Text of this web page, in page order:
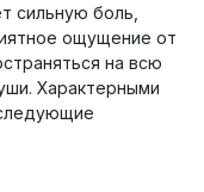
сильную боль,
ощущение от
на всю
Характерными